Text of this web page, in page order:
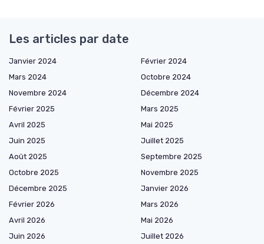
Les articles par date
Janvier 2024
Février 2024
Mars 2024
Octobre 2024
Novembre 2024
Décembre 2024
Février 2025
Mars 2025
Avril 2025
Mai 2025
Juin 2025
Juillet 2025
Août 2025
Septembre 2025
Octobre 2025
Novembre 2025
Décembre 2025
Janvier 2026
Février 2026
Mars 2026
Avril 2026
Mai 2026
Juin 2026
Juillet 2026